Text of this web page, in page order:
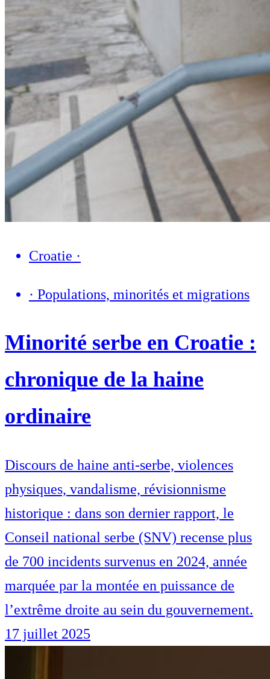
Croatie ·
· Populations, minorités et migrations
Minorité serbe en Croatie :
chronique de la haine
ordinaire
Discours de haine anti-serbe, violences
physiques, vandalisme, révisionnisme
historique : dans son dernier rapport, le
Conseil national serbe (SNV) recense plus
de 700 incidents survenus en 2024, année
marquée par la montée en puissance de
l’extrême droite au sein du gouvernement.
17 juillet 2025